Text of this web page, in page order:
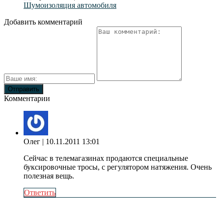
Шумоизоляция автомобиля
Добавить комментарий
Комментарии
Олег | 10.11.2011 13:01
Сейчас в телемагазинах продаются специальные
буксировочные тросы, с регулятором натяжения. Очень
полезная вещь.
Ответить